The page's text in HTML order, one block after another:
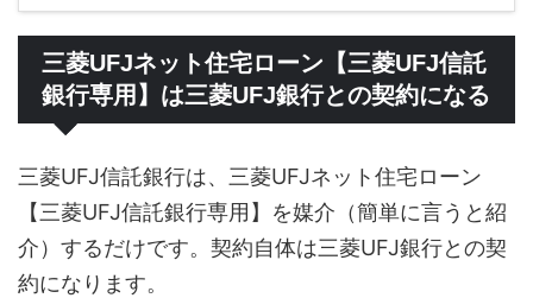
三菱UFJネット住宅ローン【三菱UFJ信託
銀行専用】は三菱UFJ銀行との契約になる
三菱UFJ信託銀行は、三菱UFJネット住宅ローン
【三菱UFJ信託銀行専用】を媒介（簡単に言うと紹
介）するだけです。契約自体は三菱UFJ銀行との契
約になります。